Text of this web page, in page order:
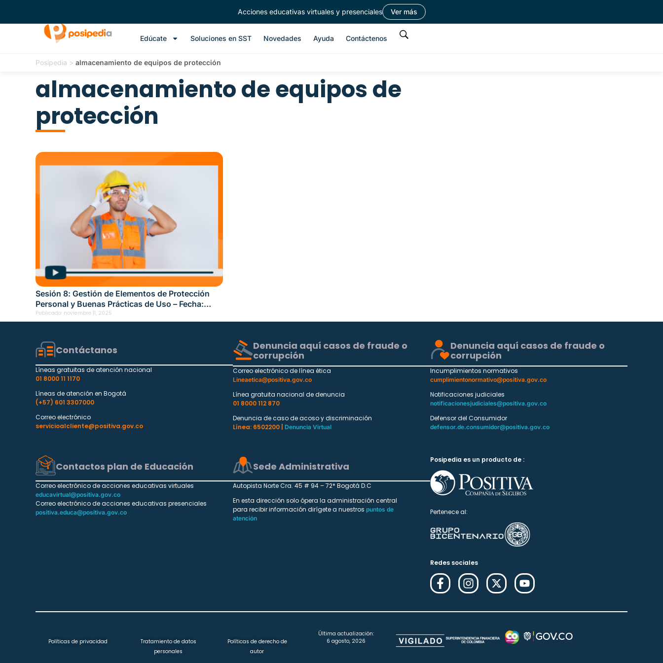
Acciones educativas virtuales y presenciales Ver más
Edúcate Soluciones en SST Novedades Ayuda Contáctenos
Posipedia > almacenamiento de equipos de protección
almacenamiento de equipos de
protección
Sesión 8: Gestión de Elementos de Protección
Personal y Buenas Prácticas de Uso – Fecha:
noviembre 4, 2025
Publicado: noviembre 11, 2025
Contáctanos
Líneas gratuitas de atención nacional
01 8000 11 1170
Líneas de atención en Bogotá
(+57) 601 3307000
Correo electrónico
servicioalcliente@positiva.gov.co
Denuncia aquí casos de fraude o
corrupción
Correo electrónico de línea ética
Lineaetica@positiva.gov.co
Línea gratuita nacional de denuncia
01 8000 112 870
Denuncia de caso de acoso y discriminación
Línea: 6502200 |
Denuncia Virtual
Denuncia aquí casos de fraude o
corrupción
Incumplimientos normativos
cumplimientonormativo@positiva.gov.co
Notificaciones judiciales
notificacionesjudiciales@positiva.gov.co
Defensor del Consumidor
defensor.de.consumidor@positiva.gov.co
Contactos plan de Educación
Correo electrónico de acciones educativas virtuales
educavirtual@positiva.gov.co
Correo electrónico de acciones educativas presenciales
positiva.educa@positiva.gov.co
Sede Administrativa
Autopista Norte Cra. 45 # 94 – 72* Bogotá D.C
En esta dirección solo ópera la administración central
para recibir información dirígete a nuestros puntos de
atención
Posipedia es un producto de :
Pertenece al:
Redes sociales
Políticas de privacidad
Tratamiento de datos
personales
Políticas de derecho de
autor
Última actualización:
6 agosto, 2026